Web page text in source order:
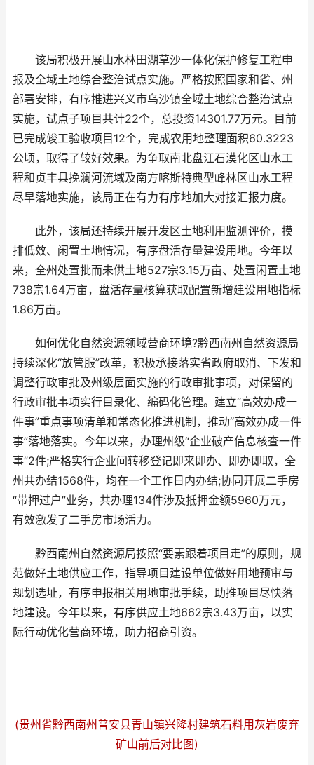
该局积极开展山水林田湖草沙一体化保护修复工程申
报及全域土地综合整治试点实施。严格按照国家和省、州
部署安排，有序推进兴义市乌沙镇全域土地综合整治试点
实施，试点子项目共计22个，总投资14301.77万元。目前
已完成竣工验收项目12个，完成农用地整理面积60.3223
公顷，取得了较好效果。为争取南北盘江石漠化区山水工
程和贞丰县挽澜河流域及南方喀斯特典型峰林区山水工程
尽早落地实施，该局正在有力有序地加大对接汇报力度。
此外，该局还持续开展开发区土地利用监测评价，摸
排低效、闲置土地情况，有序盘活存量建设用地。今年以
来，全州处置批而未供土地527宗3.15万亩、处置闲置土地
738宗1.64万亩，盘活存量核算获取配置新增建设用地指标
1.86万亩。
如何优化自然资源领域营商环境?黔西南州自然资源局
持续深化“放管服”改革，积极承接落实省政府取消、下发和
调整行政审批及州级层面实施的行政审批事项，对保留的
行政审批事项实行目录化、编码化管理。建立“高效办成一
件事”重点事项清单和常态化推进机制，推动“高效办成一件
事”落地落实。今年以来，办理州级“企业破产信息核查一件
事”2件;严格实行企业间转移登记即来即办、即办即取，全
州共办结1568件，均在一个工作日内办结;协同开展二手房
“带押过户”业务，共办理134件涉及抵押金额5960万元，
有效激发了二手房市场活力。
黔西南州自然资源局按照“要素跟着项目走”的原则，规
范做好土地供应工作，指导项目建设单位做好用地预审与
规划选址，有序申报相关用地审批手续，助推项目尽快落
地建设。今年以来，有序供应土地662宗3.43万亩，以实
际行动优化营商环境，助力招商引资。
(贵州省黔西南州普安县青山镇兴隆村建筑石料用灰岩废弃
矿山前后对比图)